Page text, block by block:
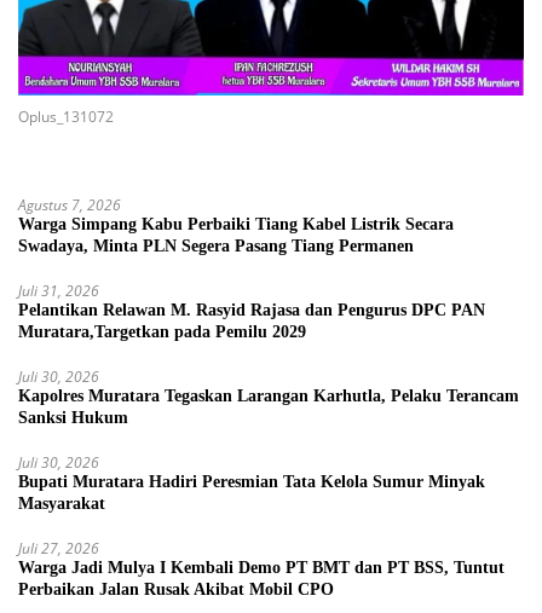
Oplus_131072
Agustus 7, 2026
Warga Simpang Kabu Perbaiki Tiang Kabel Listrik Secara
Swadaya, Minta PLN Segera Pasang Tiang Permanen
Juli 31, 2026
Pelantikan Relawan M. Rasyid Rajasa dan Pengurus DPC PAN
Muratara,Targetkan pada Pemilu 2029
Juli 30, 2026
Kapolres Muratara Tegaskan Larangan Karhutla, Pelaku Terancam
Sanksi Hukum
Juli 30, 2026
Bupati Muratara Hadiri Peresmian Tata Kelola Sumur Minyak
Masyarakat
Juli 27, 2026
Warga Jadi Mulya I Kembali Demo PT BMT dan PT BSS, Tuntut
Perbaikan Jalan Rusak Akibat Mobil CPO